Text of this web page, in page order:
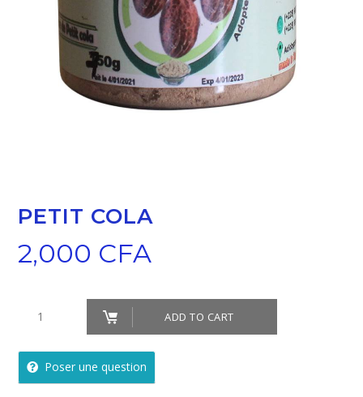
PETIT COLA
2,000 CFA
Petit
quantity
ADD TO CART
Poser une question